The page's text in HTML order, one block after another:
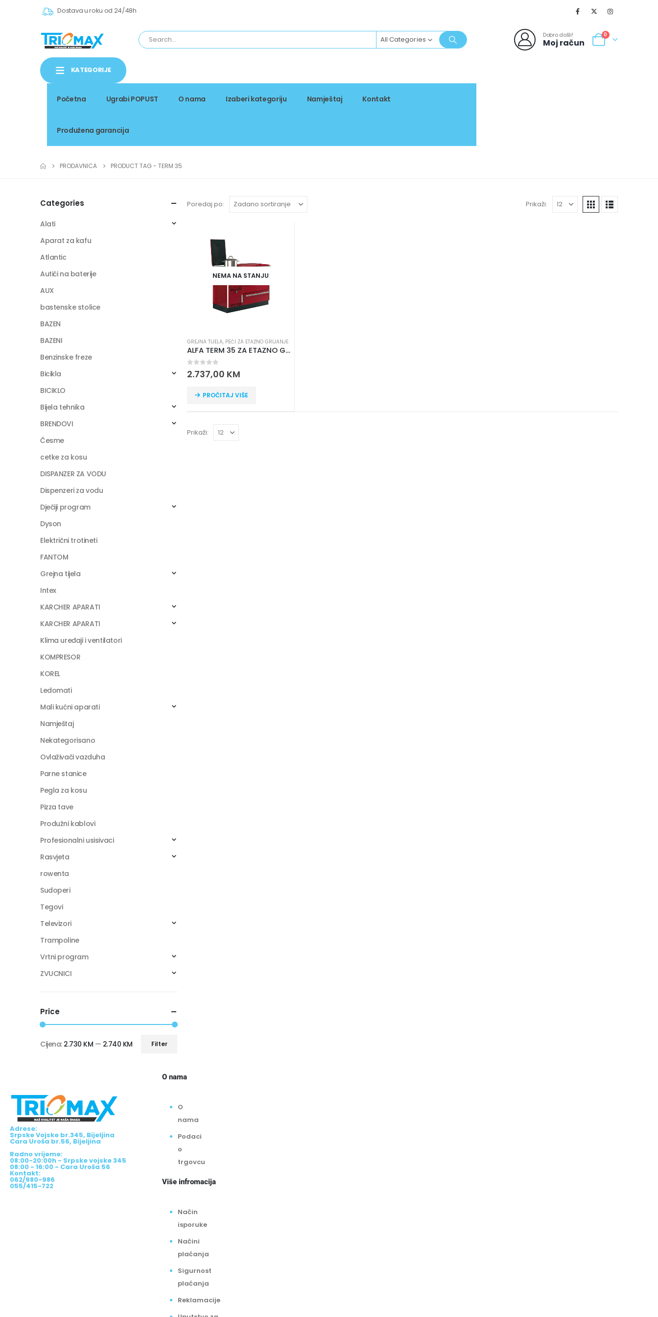
Dostava u roku od 24/48h
All Categories Dobro došli!
Moj račun
0
KATEGORIJE
Početna Ugrabi POPUST O nama Izaberi kategoriju Namještaj Kontakt
Produžena garancija
PRODAVNICA PRODUCT TAG - TERM 35
Poredaj po: Prikaži:
NEMA NA STANJU
GREJNA TIJELA, PEĆI ZA ETAŽNO GRIJANJE
ALFA TERM 35 ZA ETAZNO GRIJANJE
0 out of 5
2.737,00 KM
PROČITAJ VIŠE
Prikaži:
Categories
Alati
Aparat za kafu
Atlantic
Autići na baterije
AUX
bastenske stolice
BAZEN
BAZENI
Benzinske freze
Bicikla
BICIKLO
Bijela tehnika
BRENDOVI
Česme
cetke za kosu
DISPANZER ZA VODU
Dispenzeri za vodu
Dječiji program
Dyson
Električni trotineti
FANTOM
Grejna tijela
Intex
KARCHER APARATI
KARCHER APARATI
Klima uređaji i ventilatori
KOMPRESOR
KOREL
Ledomati
Mali kućni aparati
Namještaj
Nekategorisano
Ovlaživači vazduha
Parne stanice
Pegla za kosu
Pizza tave
Produžni kablovi
Profesionalni usisivaci
Rasvjeta
rowenta
Sudoperi
Tegovi
Televizori
Trampoline
Vrtni program
ZVUCNICI
Price
Filter
Cijena: 2.730 KM — 2.740 KM
Adrese:
Srpske Vojske br.345, Bijeljina
Cara Uroša br.56, Bijeljina
Radno vrijeme:
08:00-20:00h - Srpske vojske 345
08:00 - 16:00 - Cara Uroša 56
Kontakt:
062/980-986
055/415-722
O nama
O
nama
Podaci
o
trgovcu
Više infromacija
Način
isporuke
Načini
plaćanja
Sigurnost
plaćanja
Reklamacije